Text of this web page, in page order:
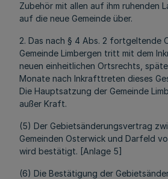
Zubehör mit allen auf ihm ruhenden
auf die neue Gemeinde über.
2. Das nach § 4 Abs. 2 fortgeltende
Gemeinde Limbergen tritt mit dem
neuen einheitlichen Ortsrechts,
Monate nach Inkrafttreten dieses
Die Hauptsatzung der Gemeinde
außer Kraft.
(5) Der Gebietsänderungsvertrag
Gemeinden Osterwick und Darfeld
wird bestätigt. [Anlage 5]
(6) Die Bestätigung der